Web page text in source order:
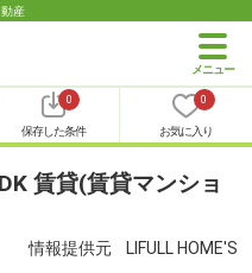
産
0
保存した条件
0
お気に入り
賃貸(賃貸マンショ
情報提供元 LIFULL HOME'S